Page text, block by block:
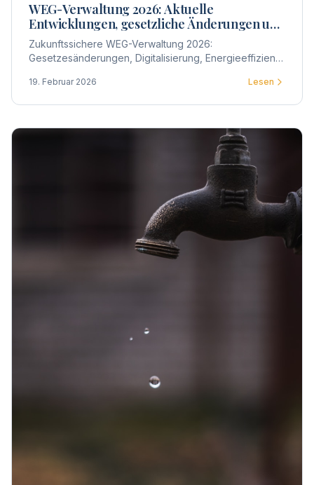
WEG-Verwaltung 2026: Aktuelle
Entwicklungen, gesetzliche Änderungen und
praktische Auswirkungen für
Wohnungseigentümergemeinschaften
Zukunftssichere WEG-Verwaltung 2026:
Gesetzesänderungen, Digitalisierung, Energieeffizienz
Wohnungseigentümergemeinschaften jetzt strategisch
19. Februar 2026 Lesen